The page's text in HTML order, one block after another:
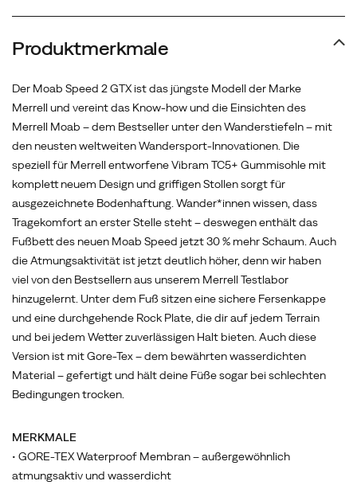
des
Moab
jetzt
30
%
mehr
Schaum.
Auch
die
Atmungsaktivität
ist
jetzt
deutlich
höher,
denn
wir
haben
viel
von
Bestsellern
aus
unserem
Produktmerkmale
Der Moab Speed 2 GTX ist das jüngste Modell der Marke
Merrell und vereint das Know-how und die Einsichten des
Merrell Moab – dem Bestseller unter den Wanderstiefeln – mit
den neusten weltweiten Wandersport-Innovationen. Die
speziell für Merrell entworfene Vibram TC5+ Gummisohle mit
komplett neuem Design und griffigen Stollen sorgt für
ausgezeichnete Bodenhaftung. Wander*innen wissen, dass
Tragekomfort an erster Stelle steht – deswegen enthält das
Fußbett des neuen Moab Speed jetzt 30 % mehr Schaum. Auch
die Atmungsaktivität ist jetzt deutlich höher, denn wir haben
viel von den Bestsellern aus unserem Merrell Testlabor
hinzugelernt. Unter dem Fuß sitzen eine sichere Fersenkappe
und eine durchgehende Rock Plate, die dir auf jedem Terrain
und bei jedem Wetter zuverlässigen Halt bieten. Auch diese
Version ist mit Gore-Tex – dem bewährten wasserdichten
Material – gefertigt und hält deine Füße sogar bei schlechten
Bedingungen trocken.
MERKMALE
• GORE-TEX Waterproof Membran – außergewöhnlich
atmungsaktiv und wasserdicht